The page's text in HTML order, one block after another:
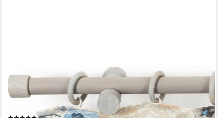
SN DECO GROUP
Gardinenstange Cafiro, 1-läufig, Fixmaß, mit Bohren, verschraubt,
Holzwerkstoff, 28 mm, Holz, verschiedene Längen und Farben,
Komplettset